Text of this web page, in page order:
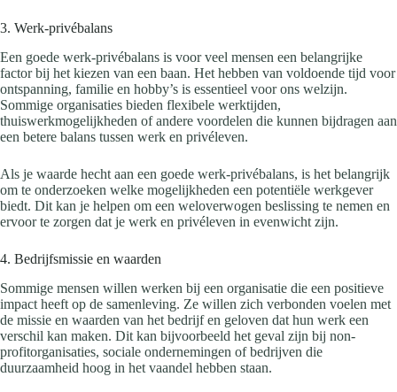
3. Werk-privébalans
Een goede werk-privébalans is voor veel mensen een belangrijke
factor bij het kiezen van een baan. Het hebben van voldoende tijd voor
ontspanning, familie en hobby’s is essentieel voor ons welzijn.
Sommige organisaties bieden flexibele werktijden,
thuiswerkmogelijkheden of andere voordelen die kunnen bijdragen aan
een betere balans tussen werk en privéleven.
Als je waarde hecht aan een goede werk-privébalans, is het belangrijk
om te onderzoeken welke mogelijkheden een potentiële werkgever
biedt. Dit kan je helpen om een weloverwogen beslissing te nemen en
ervoor te zorgen dat je werk en privéleven in evenwicht zijn.
4. Bedrijfsmissie en waarden
Sommige mensen willen werken bij een organisatie die een positieve
impact heeft op de samenleving. Ze willen zich verbonden voelen met
de missie en waarden van het bedrijf en geloven dat hun werk een
verschil kan maken. Dit kan bijvoorbeeld het geval zijn bij non-
profitorganisaties, sociale ondernemingen of bedrijven die
duurzaamheid hoog in het vaandel hebben staan.